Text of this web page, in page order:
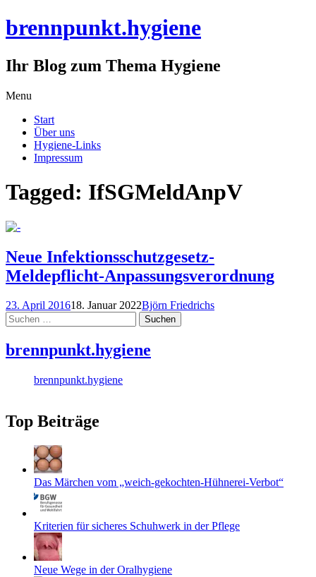
brennpunkt.hygiene
Ihr Blog zum Thema Hygiene
Menu
content
Start
Über uns
Hygiene-Links
Impressum
Tagged: IfSGMeldAnpV
Neue Infektionsschutzgesetz-
Meldepflicht-Anpassungsverordnung
23. April 201618. Januar 2022Björn Friedrichs
Suchen
nach:
brennpunkt.hygiene
brennpunkt.hygiene
Top Beiträge
Das Märchen vom „weich-gekochten-Hühnerei-Verbot“
Kriterien für sicheres Schuhwerk in der Pflege
Neue Wege in der Oralhygiene